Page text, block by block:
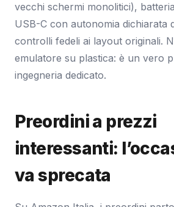
vecchi schermi monolitici),
USB-C con autonomia dichiarata
controlli fedeli ai layout originali.
emulatore su plastica: è un vero
ingegneria dedicato.
Preordini a prezzi
interessanti:
va sprecata